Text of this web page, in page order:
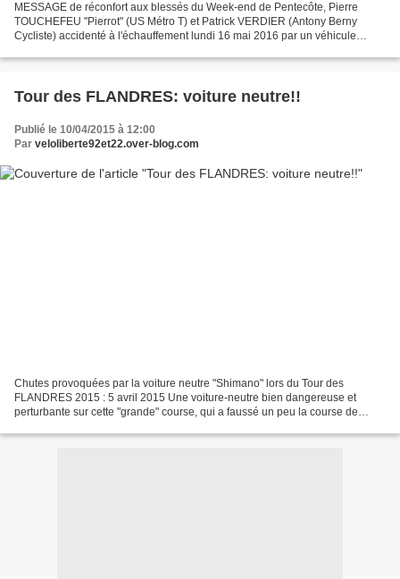
MESSAGE de réconfort aux blessés du Week-end de Pentecôte, Pierre
TOUCHEFEU "Pierrot" (US Métro T) et Patrick VERDIER (Antony Berny
Cycliste) accidenté à l'échauffement lundi 16 mai 2016 par un véhicule
Tour des FLANDRES: voiture neutre!!
Publié le 10/04/2015 à 12:00
Par veloliberte92et22.over-blog.com
Chutes provoquées par la voiture neutre "Shimano" lors du Tour des
FLANDRES 2015 : 5 avril 2015 Une voiture-neutre bien dangereuse et
perturbante sur cette "grande" course, qui a faussé un peu la course de